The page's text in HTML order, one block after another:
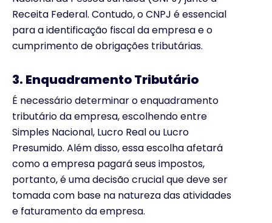
Receita Federal. Contudo, o CNPJ é essencial
para a identificação fiscal da empresa e o
cumprimento de obrigações tributárias.
3. Enquadramento Tributário
É necessário determinar o enquadramento
tributário da empresa, escolhendo entre
Simples Nacional, Lucro Real ou Lucro
Presumido. Além disso, essa escolha afetará
como a empresa pagará seus impostos,
portanto, é uma decisão crucial que deve ser
tomada com base na natureza das atividades
e faturamento da empresa.